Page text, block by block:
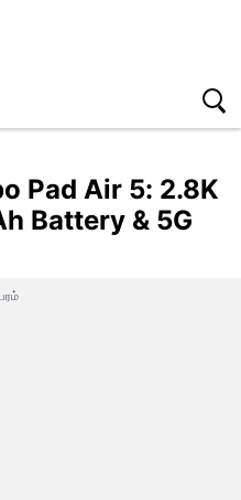
Pad Air 5: 2.8K
Battery & 5G